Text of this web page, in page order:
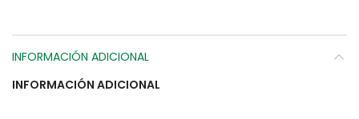
INFORMACIÓN ADICIONAL
INFORMACIÓN ADICIONAL